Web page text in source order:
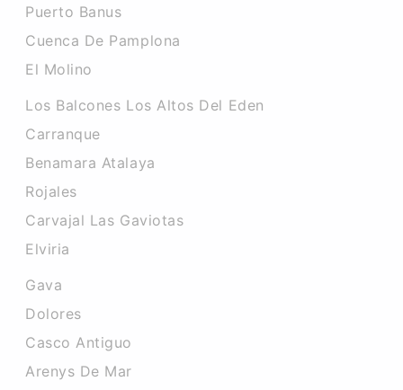
Puerto Banus
Cuenca De Pamplona
El Molino
Los Balcones Los Altos Del Eden
Carranque
Benamara Atalaya
Rojales
Carvajal Las Gaviotas
Elviria
Gava
Dolores
Casco Antiguo
Arenys De Mar